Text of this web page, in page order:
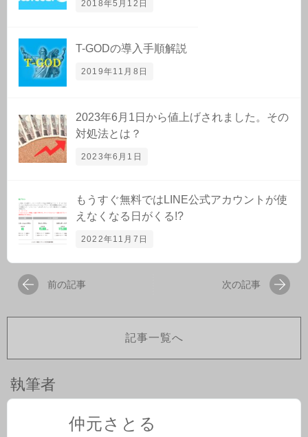
2018年5月12日
T-GODの導入手順解説
2019年11月8日
2023年6月1日から値上げされました。その
対処法とは？
2023年6月1日
もうすぐ無料ではLINE公式アカウントが使
えなくなる日がくる!?
2022年11月7日
前の記事 次の記事
記事一覧へ
執筆者
仲元さとる